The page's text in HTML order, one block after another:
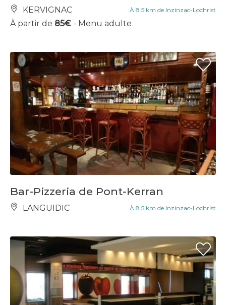
KERVIGNAC À 8.5 km de Inzinzac-Lochrist
À partir de 85€ - Menu adulte
Bar-Pizzeria de Pont-Kerran
LANGUIDIC À 8.5 km de Inzinzac-Lochrist